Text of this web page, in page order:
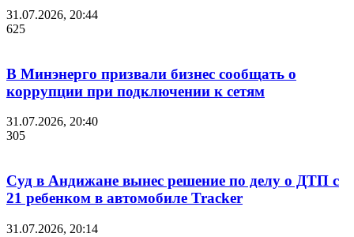
31.07.2026, 20:44
625
В Минэнерго призвали бизнес сообщать о
коррупции при подключении к сетям
31.07.2026, 20:40
305
Суд в Андижане вынес решение по делу о ДТП с
21 ребенком в автомобиле Tracker
31.07.2026, 20:14